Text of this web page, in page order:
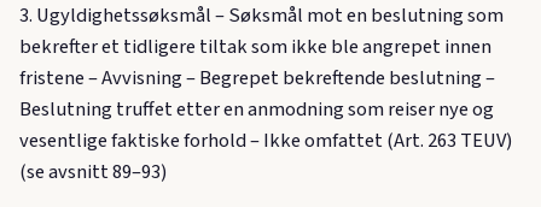
3. Ugyldighetssøksmål – Søksmål mot en beslutning som
bekrefter et tidligere tiltak som ikke ble angrepet innen
fristene – Avvisning – Begrepet bekreftende beslutning –
Beslutning truffet etter en anmodning som reiser nye og
vesentlige faktiske forhold – Ikke omfattet (Art. 263 TEUV)
(se avsnitt 89–93)